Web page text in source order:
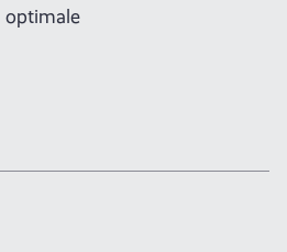
optimale